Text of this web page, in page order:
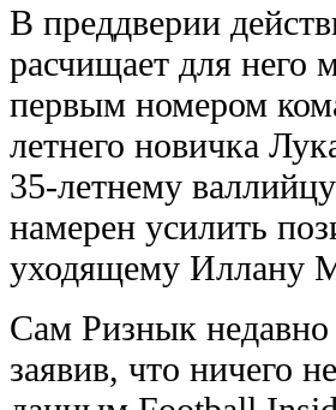
В преддверии
расчищает для него
первым номером
летнего новичка
35-летнему
намерен усилить
уходящему Иллану
Сам Ризнык недавно
заявив, что ничего